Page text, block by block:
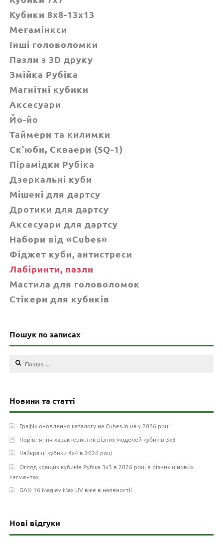
Кубики 8x8-13x13
Мегамінкси
Інші головоломки
Пазли з 3D друку
Змійка Рубіка
Магнітні кубики
Аксесуари
Йо-йо
Таймери та килимки
Ск'юби, Cкваери (SQ-1)
Пірамідки Рубіка
Дзеркальні куби
Мішені для дартсу
Дротики для дартсу
Аксесуари для дартсу
Набори від «Cubes»
Фіджет куби, антистреси
Лабіринти, пазли
Мастила для головоломок
Стікери для кубиків
Пошук по записах
Пошук:
Новини та статті
Графік оновлення каталогу на Cubes.in.ua у 2026 році
Порівняння характеристик різних моделей кубиків 3х3
Найкращі кубики 4х4 в 2026 році
Огляд кращих кубиків Рубіка 3х3 в 2026 році в різних цінових
сегментах
GAN 16 Maglev Max UV вже в наявності!
Нові відгуки